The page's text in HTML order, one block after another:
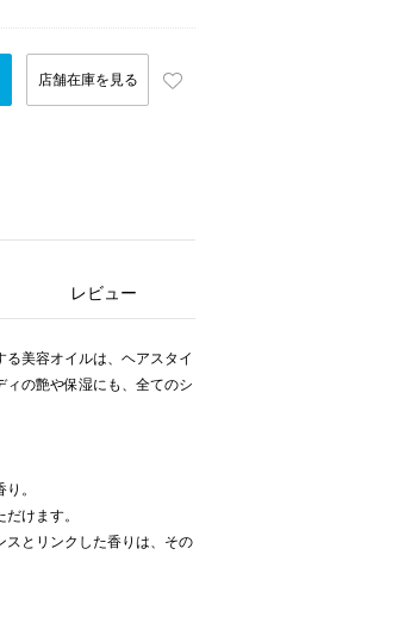
店舗在庫を見る
レビュー
美容オイルは、ヘアスタイ
ィの艶や保湿にも、全てのシ
。
けます。
スとリンクした香りは、その